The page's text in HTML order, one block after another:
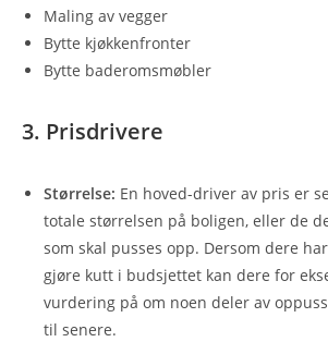
Maling av vegger‍
Bytte kjøkkenfronter‍
Bytte baderomsmøbler
3. Prisdrivere
Størrelse: En hoved-driver av pris er
totale størrelsen på boligen, eller de
som skal pusses opp. Dersom dere
gjøre kutt i budsjettet kan dere for
vurdering på om noen deler av
til senere.